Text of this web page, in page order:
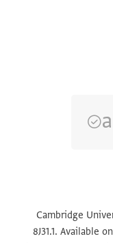
S. D. Goitein
Madmun, nagid
הגדל וסובב
Cambridge
8J31.1. Available